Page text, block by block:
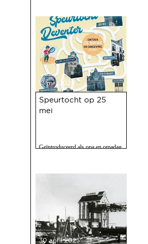
op 10 mei jl. van 100 jaar Haven
was een ongekend succes.
13 mei 2025
Speurtocht op 25
mei
Geïntroduceerd als opa en omadag
30 april 2025